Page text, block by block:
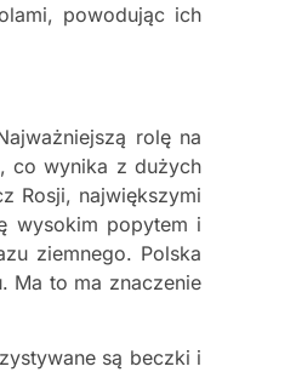
powodując ich
rolę na
co wynika z dużych
Rosji, największymi
wysokim popytem i
ziemnego. Polska
Ma to ma znaczenie
są beczki i